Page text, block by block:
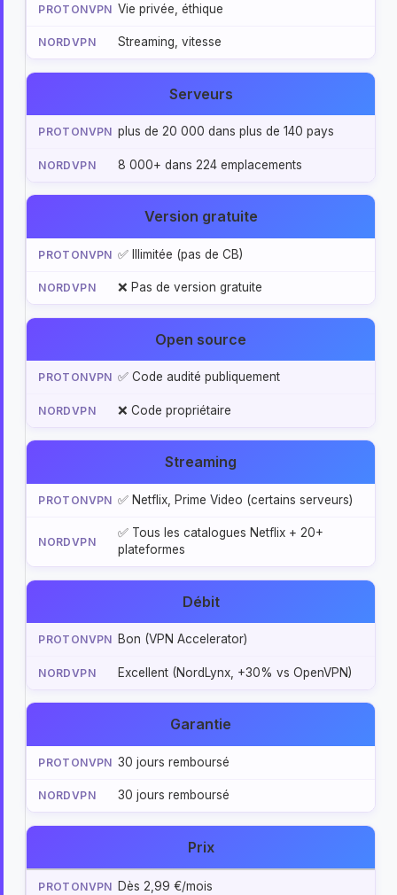
Vie privée, éthique
Streaming, vitesse
Serveurs
plus de 20 000 dans plus de 140 pays
8 000+ dans 224 emplacements
Version gratuite
✅ Illimitée (pas de CB)
❌ Pas de version gratuite
Open source
✅ Code audité publiquement
❌ Code propriétaire
Streaming
✅ Netflix, Prime Video (certains serveurs)
✅ Tous les catalogues Netflix + 20+
plateformes
Débit
Bon (VPN Accelerator)
Excellent (NordLynx, +30% vs OpenVPN)
Garantie
30 jours remboursé
30 jours remboursé
Prix
Dès 2,99 €/mois